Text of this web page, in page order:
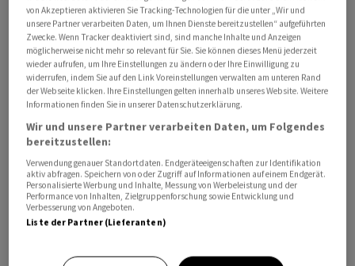
Entwicklung virtueller Welten und der Geräte dafür aus.
Der operative Verlust der Reality Labs stieg auf 4,65
Milliarden Dollar von 4,3 Milliarden Dollar ein Jahr zuvor.
Der Umsatz des Bereichs stieg derweil von 727 Millionen
auf knapp 1,1 Milliarden Dollar. Anleger hatten sich
wiederholt besorgt gezeigt, dass Meta zu viel Geld für
eine Technologie mit ungewissen Gewinnaussichten
zeitweise stärker, als sich das Geschäft mit Online-
Werbung insgesamt verlangsamt hatte. Gründer und
Chef Mark Zuckerberg hatte aber auch damals schon
bekräftigt, dass er im Metaverse die Zukunft sehe und
deshalb die Investitionen hoch halten werde.
von Akzeptieren aktivieren Sie Tracking-Technologien für die unter „Wir und
unsere Partner verarbeiten Daten, um Ihnen Dienste bereitzustellen“ aufgeführten
Zwecke. Wenn Tracker deaktiviert sind, sind manche Inhalte und Anzeigen
möglicherweise nicht mehr so relevant für Sie. Sie können dieses Menü jederzeit
wieder aufrufen, um Ihre Einstellungen zu ändern oder Ihre Einwilligung zu
widerrufen, indem Sie auf den Link Voreinstellungen verwalten am unteren Rand
der Webseite klicken. Ihre Einstellungen gelten innerhalb unseres Website. Weitere
Informationen finden Sie in unserer Datenschutzerklärung.
Wir und unsere Partner verarbeiten Daten, um Folgendes
bereitzustellen:
Verwendung genauer Standortdaten. Endgeräteeigenschaften zur Identifikation
aktiv abfragen. Speichern von oder Zugriff auf Informationen auf einem Endgerät.
Personalisierte Werbung und Inhalte, Messung von Werbeleistung und der
Performance von Inhalten, Zielgruppenforschung sowie Entwicklung und
Verbesserung von Angeboten.
Liste der Partner (Lieferanten)